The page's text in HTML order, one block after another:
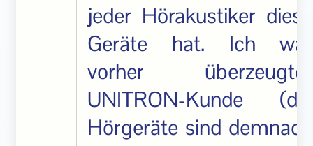
jeder Hörakustiker diese
Geräte hat. Ich war
vorher überzeugter
UNITRON-Kunde (die
Hörgeräte sind demnach